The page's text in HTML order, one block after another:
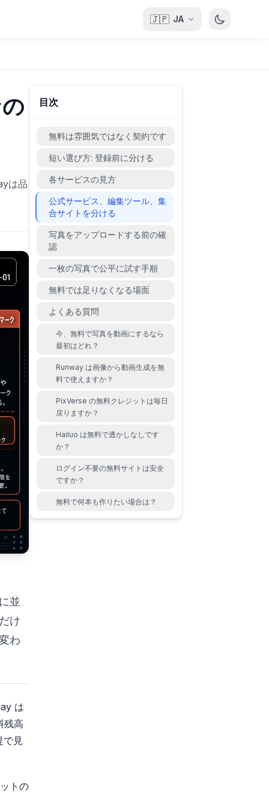
🇯🇵 JA
は品
並
け
わ
は
残高
で見
トの
目次
無料は雰囲気ではなく契約です
短い選び方: 登録前に分ける
各サービスの見方
公式サービス、編集ツール、集
合サイトを分ける
写真をアップロードする前の確
認
一枚の写真で公平に試す手順
無料では足りなくなる場面
よくある質問
今、無料で写真を動画にするなら
最初はどれ？
Runway は画像から動画生成を無
料で使えますか？
PixVerse の無料クレジットは毎日
戻りますか？
Hailuo は無料で透かしなしです
か？
ログイン不要の無料サイトは安全
ですか？
無料で何本も作りたい場合は？